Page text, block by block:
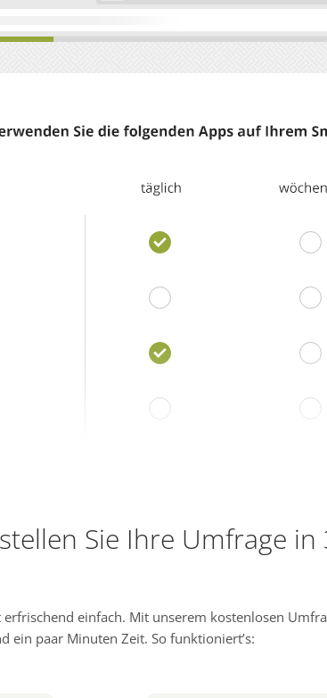
Sie Ihre Umfrage
einfach. Mit unserem kostenlosen
ein paar Minuten Zeit. So funktioniert’s: